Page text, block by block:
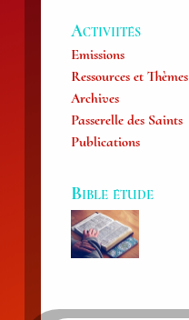
Activiités
Emissions
Ressources et Thèmes
Archives
Passerelle des Saints
Publications
Bible étude